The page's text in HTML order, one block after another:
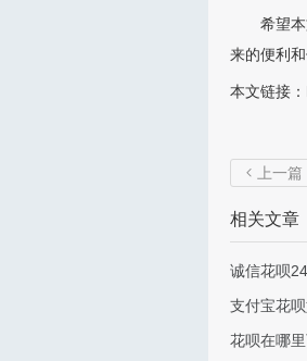
希望
来的便利和
本文链接：
 上一篇
相关文章
诚信花呗
支付宝花
花呗在哪